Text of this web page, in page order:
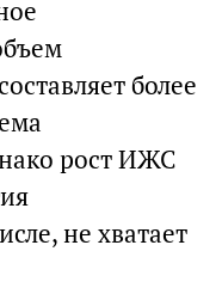
более
рост ИЖС
не хватает